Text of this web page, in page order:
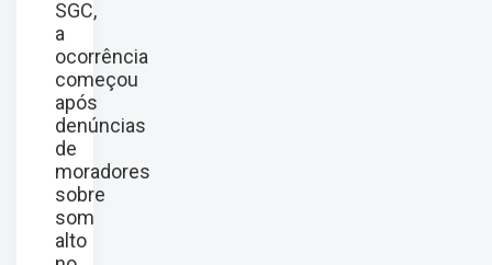
SGC,
a
ocorrência
começou
após
denúncias
de
moradores
sobre
som
alto